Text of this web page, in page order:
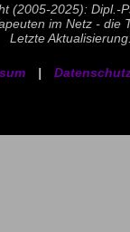
(2005-2025): Dipl.-
im Netz - die
Letzte
|